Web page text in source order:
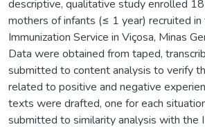
descriptive, qualitative study enrolled
mothers of infants (≤ 1 year) recruited in
Immunization Service in Viçosa, Minas
Data were obtained from taped,
submitted to content analysis to verify
related to positive and negative
texts were drafted, one for each
submitted to similarity analysis with the